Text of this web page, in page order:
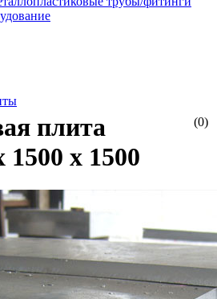
(0)
плита
х 1500